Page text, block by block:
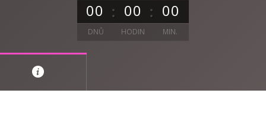
00 00 00
DNŮ HODIN MIN.